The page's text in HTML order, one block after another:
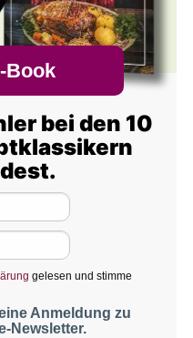
Book
bei den 10
gelesen und stimme
Anmeldung zu
Newsletter.